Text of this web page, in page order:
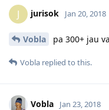
J jurisok Jan 20, 2018
Vobla pa 300+ jau
Vobla replied to this.
Vobla Jan 23, 2018